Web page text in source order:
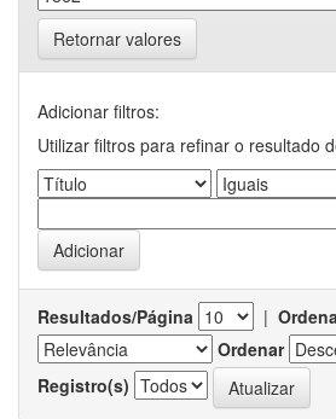
Retornar valores
Adicionar filtros:
Utilizar filtros para refinar o resultado
Resultados/Página |
Ordenar
Registro(s)